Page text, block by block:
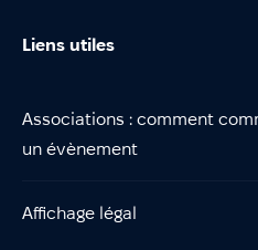
Liens utiles
Associations : comment
un évènement
Affichage légal